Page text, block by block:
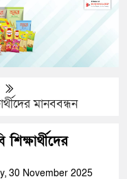
মানববন্ধন
30 November 2025